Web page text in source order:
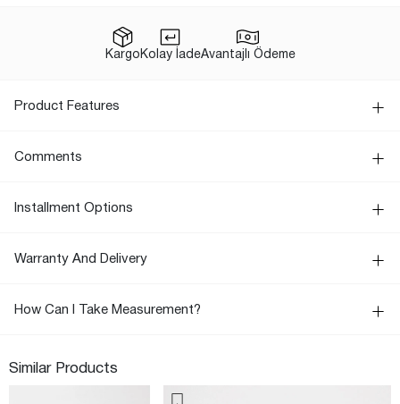
Kargo Kolay İadeAvantajlı Ödeme
Product Features
Comments
Installment Options
Warranty And Delivery
How Can I Take Measurement?
Similar Products